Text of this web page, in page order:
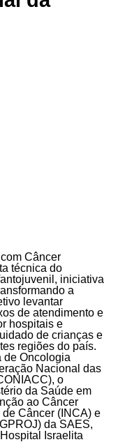
Câncer
técnica do
iniciativa
a
levantar
de atendimento e
hospitais e
de crianças e
regiões do país.
de Oncologia
Nacional das
o
da Saúde em
ao Câncer
Câncer (INCA) e
da SAES,
Israelita